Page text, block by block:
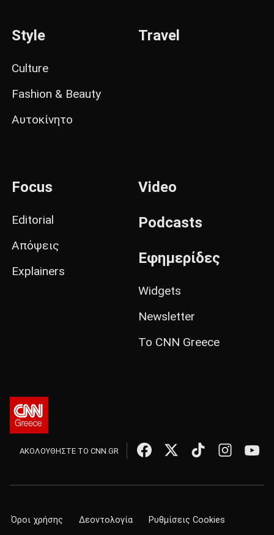
Style
Culture
Fashion & Beauty
Αυτοκίνητο
Travel
Focus
Editorial
Απόψεις
Explainers
Video
Podcasts
Εφημερίδες
Widgets
Newsletter
Το CNN Greece
ΑΚΟΛΟΥΘΗΣΤΕ ΤΟ CNN.GR
Όροι χρήσης Δεοντολογία Ρυθμίσεις Cookies